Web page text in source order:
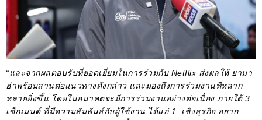
“และจากผลตอบรับที่ยอดเยี่ยมในการร่วมกับ Netflix ส่งผลให้ ยามา
ฮ่าพร้อมสานต่อแนวทางดังกล่าว และมองถึงการร่วมงานที่หลาก
หลายยิ่งขึ้น โดยในอนาคตจะมีการร่วมงานอย่างต่อเนื่อง ภายใต้ 3
เซ็กเมนต์ ที่มีความสัมพันธ์กับผู้ใช้งาน ได้แก่ 1. เชิงธุรกิจ อยาก